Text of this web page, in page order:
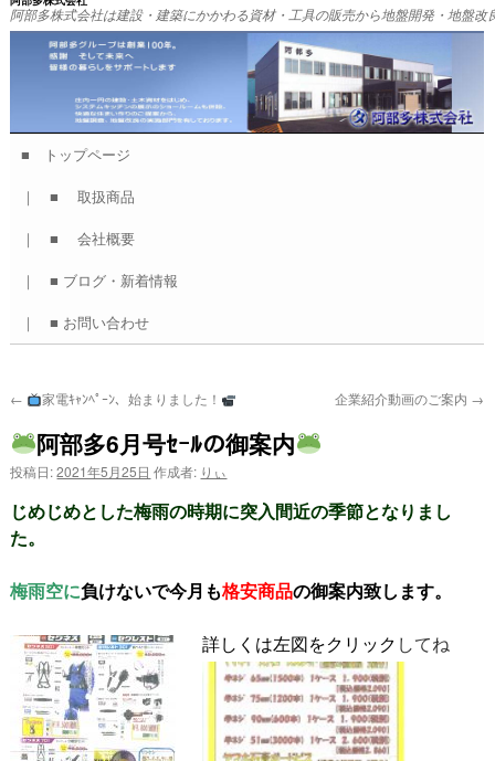
阿部多株式会社は建設・建築にかかわる資材・工具の販売から地盤開発・地盤
コ
ン
テ
ン
ツ
ス
キ
プ
■ トップページ
｜ ■ 取扱商品
｜ ■ 会社概要
｜ ■ ブログ・新着情報
｜ ■ お問い合わせ
← 家電ｷｬﾝﾍﾟｰﾝ、始まりました！ 企業紹介動画のご案内 →
阿部多6月号ｾｰﾙの御案内
投稿日: 2021年5月25日 作成者: りぃ
じめじめとした梅雨の時期に突入間近の季節となりまし
た。
梅雨空に負けないで今月も格安商品の御案内致します。
詳しくは左図をクリック してね